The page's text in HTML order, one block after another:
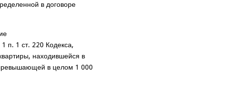
в договоре
п. 1 ст. 220 Кодекса,
находившейся в
в целом 1 000